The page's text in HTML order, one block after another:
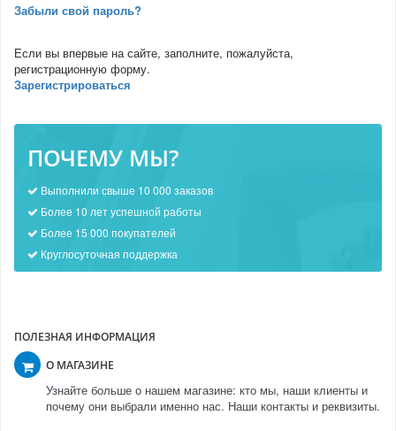
Забыли свой пароль?
Если вы впервые на сайте, заполните, пожалуйста,
регистрационную форму.
Зарегистрироваться
ПОЧЕМУ МЫ?
Выполнили свыше 10 000 заказов
Более 10 лет успешной работы
Более 15 000 покупателей
Круглосуточная поддержка
ПОЛЕЗНАЯ ИНФОРМАЦИЯ
О МАГАЗИНЕ
Узнайте больше о нашем магазине: кто мы, наши клиенты и
почему они выбрали именно нас. Наши контакты и реквизиты.